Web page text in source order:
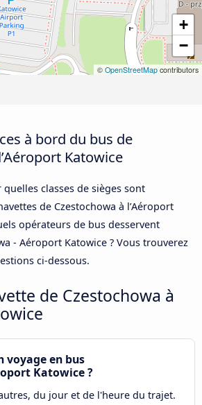
+
−
© OpenStreetMap contributors
à bord du bus de
Katowice
classes de sièges sont
de Czestochowa à l’Aéroport
opérateurs de bus desservent
- Aéroport Katowice ? Vous trouverez
ci-dessous.
de Czestochowa à
voyage en bus
Katowice ?
du jour et de l'heure du trajet.